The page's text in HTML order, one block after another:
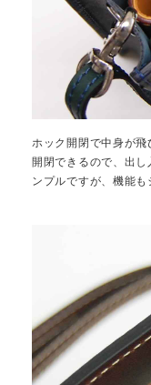
ホック開閉で中身が
開閉できるので、出
ンプルですが、機能も